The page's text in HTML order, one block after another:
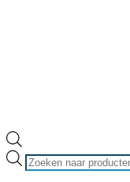
Producten
zoeken